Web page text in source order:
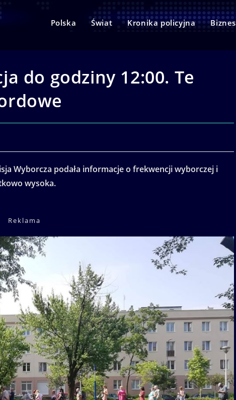
Polska Świat Kronika policyjna Biznes
do godziny 12:00. Te
Wyborcza podała informacje o frekwencji wyborczej i
wysoka.
Reklama